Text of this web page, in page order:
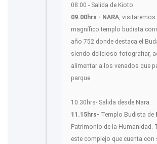
08:00 - Salida de Kioto.
09.00hrs - NARA , visitaremos
magnífico templo budista
año 752 donde destaca el
siendo delicioso fotografiar,
alimentar a los venados que
parque.
10.30hrs- Salida desde Nara.
11.15hrs- Templo Budista de
Patrimonio de la Humanidad.
este complejo que cuenta con